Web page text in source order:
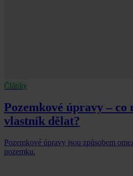
Články
Pozemkové úpravy – co
vlastník dělat?
Pozemkové úpravy jsou způsobem
pozemku.